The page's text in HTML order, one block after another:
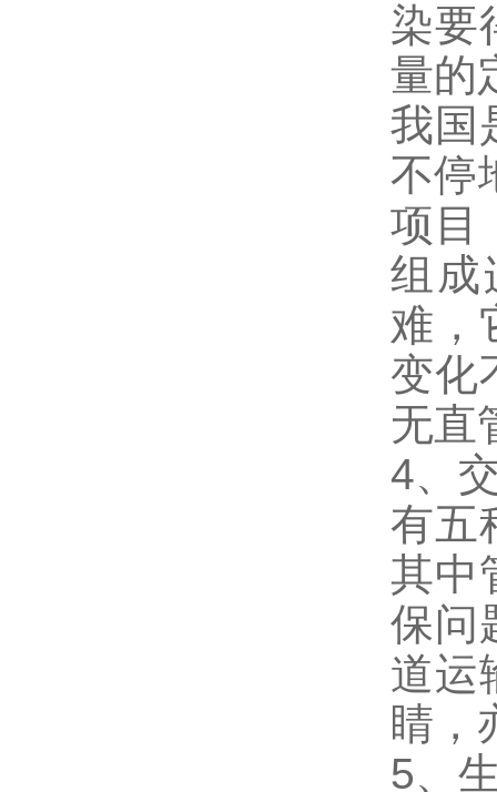
染要
量的
我国
不停
项目
组成
难，
变化
无直
4、
有五
其中
保问
道运
睛，
5、